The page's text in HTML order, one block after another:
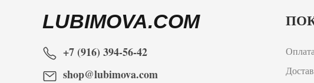
LUBIMOVA.COM
+7 (916) 394-56-42
shop@lubimova.com
Оплата